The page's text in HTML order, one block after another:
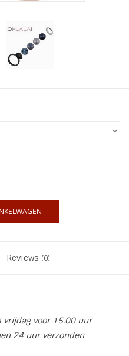
Reviews (0)
vrijdag voor 15.00 uur
24 uur verzonden